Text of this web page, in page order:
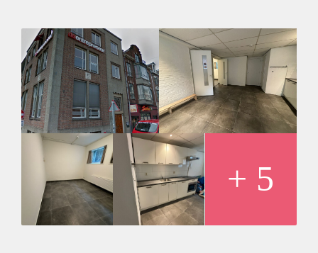
keuken die is voorzien van vele gemakken. Er zijn twee
ruime slaapkamers aanwezig en een moderne badkamer met
douche, toilet en wastafel.
Huurprijs
De huurprijs van dit appartement bedraagt €1450,- inclusief
een voorschot van €125,- voor gas, water, elektra, internet en
televisie.
Vanwege het hoge aantal aanvragen kunnen we niet op
iedereen reageren. Wij nodigen doorgaans circa 5 kandidaten
uit voor een bezichtiging. We kunnen helaas niet iedereen
persoonlijk beantwoorden of uitnodigingen.
+ 5